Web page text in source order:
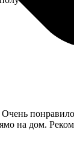
на дом.